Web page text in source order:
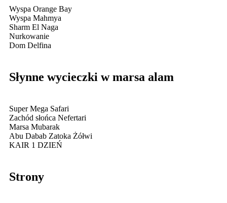
Wyspa Orange Bay
Wyspa Mahmya
Sharm El Naga
Nurkowanie
Dom Delfina
Słynne wycieczki w marsa alam
Super Mega Safari
Zachód słońca Nefertari
Marsa Mubarak
Abu Dabab Zatoka Żółwi
KAIR 1 DZIEŃ
Strony